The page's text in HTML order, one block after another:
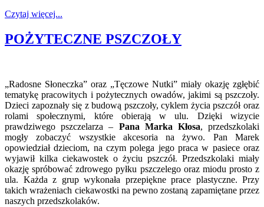
Czytaj więcej...
POŻYTECZNE PSZCZOŁY
„Radosne Słoneczka” oraz „Tęczowe Nutki” miały okazję zgłębić
tematykę pracowitych i pożytecznych owadów, jakimi są pszczoły.
Dzieci zapoznały się z budową pszczoły, cyklem życia pszczół oraz
rolami społecznymi, które obierają w ulu. Dzięki wizycie
prawdziwego pszczelarza – Pana Marka Kłosa, przedszkolaki
mogły zobaczyć wszystkie akcesoria na żywo. Pan Marek
opowiedział dzieciom, na czym polega jego praca w pasiece oraz
wyjawił kilka ciekawostek o życiu pszczół. Przedszkolaki miały
okazję spróbować zdrowego pyłku pszczelego oraz miodu prosto z
ula. Każda z grup wykonała przepiękne prace plastyczne. Przy
takich wrażeniach ciekawostki na pewno zostaną zapamiętane przez
naszych przedszkolaków.